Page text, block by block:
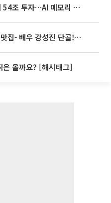
SK하이닉스, 용인·청주에 54조 투자…AI 메모리 생산기지 키운다
'2TV 생생정보' 오늘방송맛집- 배우 강성진 단골! 쌀국수ㆍ푸팟퐁 커리 맛집 '블○○○'
올까요? [해시태그]